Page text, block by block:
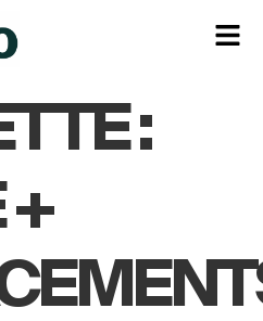
:
+